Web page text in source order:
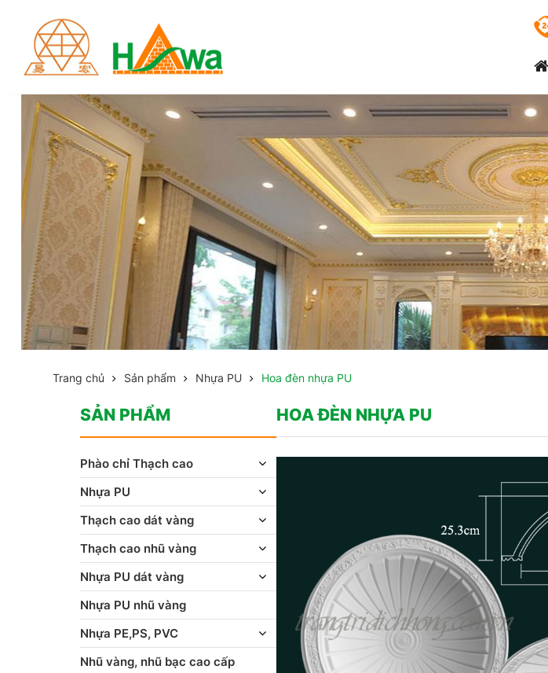
Trang chủ Sản phẩm Nhựa PU Hoa đèn nhựa PU
HOA ĐÈN NHỰA PU
SẢN PHẨM
Phào chỉ Thạch cao
Nhựa PU
Thạch cao dát vàng
Thạch cao nhũ vàng
Nhựa PU dát vàng
Nhựa PU nhũ vàng
Nhựa PE,PS, PVC
Nhũ vàng, nhũ bạc cao cấp